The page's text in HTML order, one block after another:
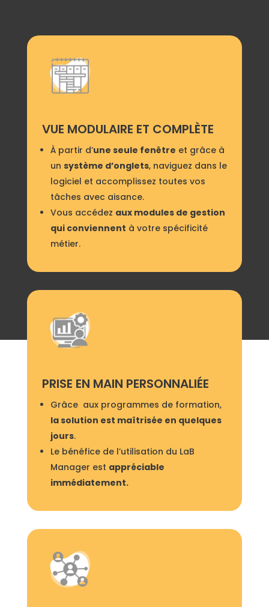
VUE MODULAIRE ET COMPLÈTE
À partir d’une seule fenêtre et grâce à
un système d’onglets, naviguez dans le
logiciel et accomplissez toutes vos
tâches avec aisance.
Vous accédez aux modules de gestion
qui conviennent à votre spécificité
métier.
PRISE EN MAIN PERSONNALIÉE
Grâce aux programmes de formation,
la solution est maîtrisée en quelques
jours.
Le bénéfice de l’utilisation du LaB
Manager est appréciable
immédiatement.